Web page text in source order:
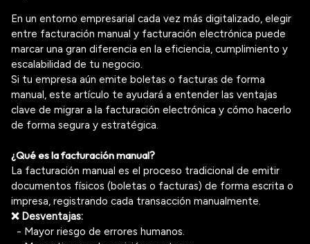
En un entorno empresarial cada vez más digitalizado, elegir
entre facturación manual y facturación electrónica puede
marcar una gran diferencia en la eficiencia, cumplimiento y
escalabilidad de tu negocio.
Si tu empresa aún emite boletas o facturas de forma
manual, este artículo te ayudará a entender las ventajas
clave de migrar a la facturación electrónica y cómo hacerlo
de forma segura y estratégica.
¿Qué es la facturación manual?
La facturación manual es el proceso tradicional de emitir
documentos físicos (boletas o facturas) de forma escrita o
impresa, registrando cada transacción manualmente.
❌ Desventajas:
- Mayor riesgo de errores humanos.